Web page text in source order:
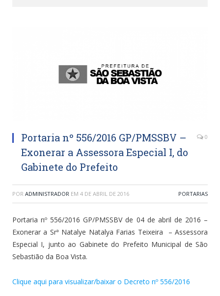
Portaria nº 556/2016 GP/PMSSBV –
Exonerar a Assessora Especial I, do
Gabinete do Prefeito
0
POR ADMINISTRADOR EM 4 DE ABRIL DE 2016 PORTARIAS
Portaria nº 556/2016 GP/PMSSBV de 04 de abril de 2016 –
Exonerar a Srª Natalye Natalya Farias Teixeira – Assessora
Especial I, junto ao Gabinete do Prefeito Municipal de São
Sebastião da Boa Vista.
Clique aqui para visualizar/baixar o Decreto nº 556/2016